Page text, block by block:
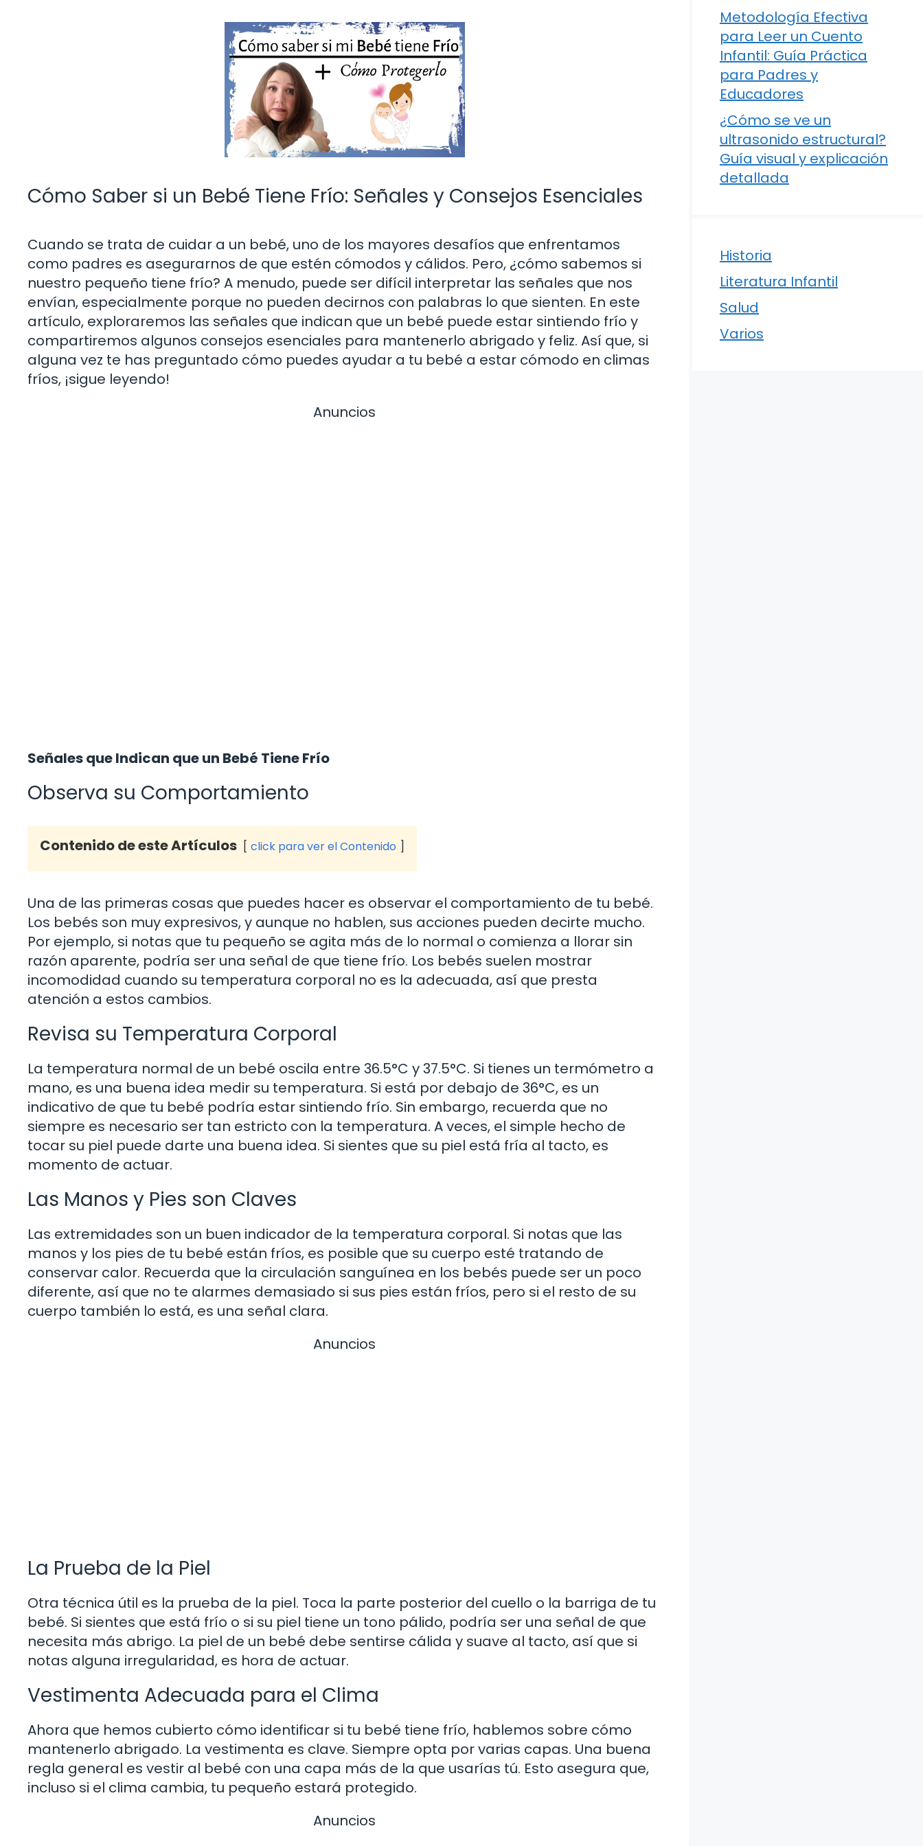
Cómo Saber si un Bebé Tiene Frío: Señales y Consejos Esenciales
Cuando se trata de cuidar a un bebé, uno de los mayores desafíos que enfrentamos
como padres es asegurarnos de que estén cómodos y cálidos. Pero, ¿cómo sabemos si
nuestro pequeño tiene frío? A menudo, puede ser difícil interpretar las señales que nos
envían, especialmente porque no pueden decirnos con palabras lo que sienten. En este
artículo, exploraremos las señales que indican que un bebé puede estar sintiendo frío y
compartiremos algunos consejos esenciales para mantenerlo abrigado y feliz. Así que, si
alguna vez te has preguntado cómo puedes ayudar a tu bebé a estar cómodo en climas
fríos, ¡sigue leyendo!
Anuncios
Señales que Indican que un Bebé Tiene Frío
Observa su Comportamiento
Contenido de este Artículos click para ver el Contenido
Una de las primeras cosas que puedes hacer es observar el comportamiento de tu bebé.
Los bebés son muy expresivos, y aunque no hablen, sus acciones pueden decirte mucho.
Por ejemplo, si notas que tu pequeño se agita más de lo normal o comienza a llorar sin
razón aparente, podría ser una señal de que tiene frío. Los bebés suelen mostrar
incomodidad cuando su temperatura corporal no es la adecuada, así que presta
atención a estos cambios.
Revisa su Temperatura Corporal
La temperatura normal de un bebé oscila entre 36.5°C y 37.5°C. Si tienes un termómetro a
mano, es una buena idea medir su temperatura. Si está por debajo de 36°C, es un
indicativo de que tu bebé podría estar sintiendo frío. Sin embargo, recuerda que no
siempre es necesario ser tan estricto con la temperatura. A veces, el simple hecho de
tocar su piel puede darte una buena idea. Si sientes que su piel está fría al tacto, es
momento de actuar.
Las Manos y Pies son Claves
Las extremidades son un buen indicador de la temperatura corporal. Si notas que las
manos y los pies de tu bebé están fríos, es posible que su cuerpo esté tratando de
conservar calor. Recuerda que la circulación sanguínea en los bebés puede ser un poco
diferente, así que no te alarmes demasiado si sus pies están fríos, pero si el resto de su
cuerpo también lo está, es una señal clara.
Anuncios
La Prueba de la Piel
Otra técnica útil es la prueba de la piel. Toca la parte posterior del cuello o la barriga de tu
bebé. Si sientes que está frío o si su piel tiene un tono pálido, podría ser una señal de que
necesita más abrigo. La piel de un bebé debe sentirse cálida y suave al tacto, así que si
notas alguna irregularidad, es hora de actuar.
Vestimenta Adecuada para el Clima
Ahora que hemos cubierto cómo identificar si tu bebé tiene frío, hablemos sobre cómo
mantenerlo abrigado. La vestimenta es clave. Siempre opta por varias capas. Una buena
regla general es vestir al bebé con una capa más de la que usarías tú. Esto asegura que,
incluso si el clima cambia, tu pequeño estará protegido.
Anuncios
Metodología Efectiva
para Leer un Cuento
Infantil: Guía Práctica
para Padres y
Educadores
¿Cómo se ve un
ultrasonido estructural?
Guía visual y explicación
detallada
Historia
Literatura Infantil
Salud
Varios